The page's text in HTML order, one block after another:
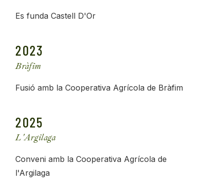
Es funda Castell D'Or
2023
Bràfim
Fusió amb la Cooperativa Agrícola de Bràfim
2025
L'Argilaga
Conveni amb la Cooperativa Agrícola de
l'Argilaga